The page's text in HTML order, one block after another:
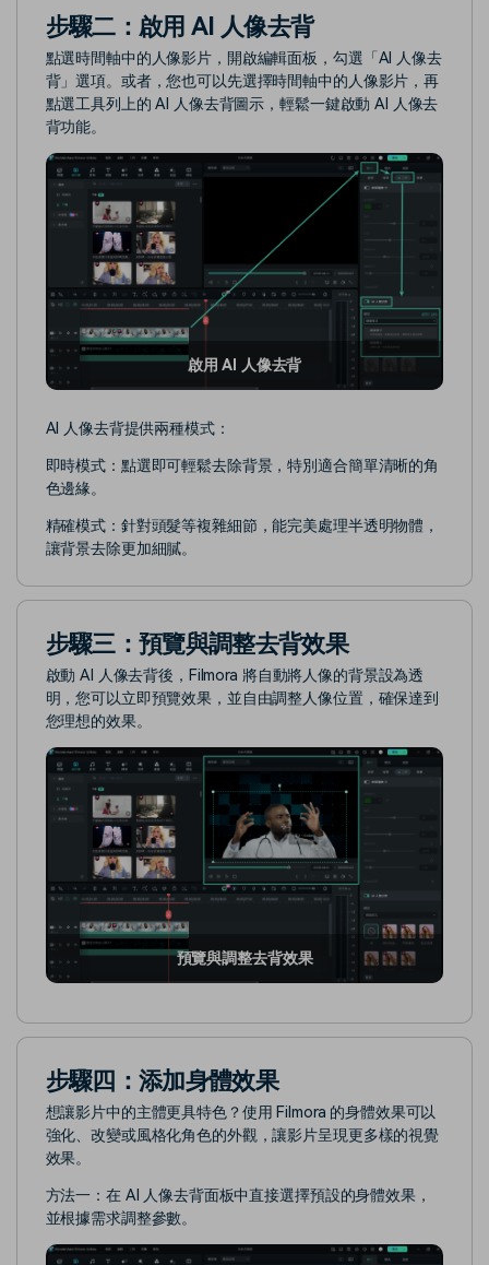
步驟二：啟用 AI 人像去背
點選時間軸中的人像影片，開啟編輯面板，勾選「AI 人像去
背」選項。或者，您也可以先選擇時間軸中的人像影片，再
點選工具列上的 AI 人像去背圖示，輕鬆一鍵啟動 AI 人像去
背功能。
啟用 AI 人像去背
AI 人像去背提供兩種模式：
即時模式：點選即可輕鬆去除背景，特別適合簡單清晰的角
色邊緣。
精確模式：針對頭髮等複雜細節，能完美處理半透明物體，
讓背景去除更加細膩。
步驟三：預覽與調整去背效果
啟動 AI 人像去背後，Filmora 將自動將人像的背景設為透
明，您可以立即預覽效果，並自由調整人像位置，確保達到
您理想的效果。
預覽與調整去背效果
步驟四：添加身體效果
想讓影片中的主體更具特色？使用 Filmora 的身體效果可以
強化、改變或風格化角色的外觀，讓影片呈現更多樣的視覺
效果。
方法一：在 AI 人像去背面板中直接選擇預設的身體效果，
並根據需求調整參數。